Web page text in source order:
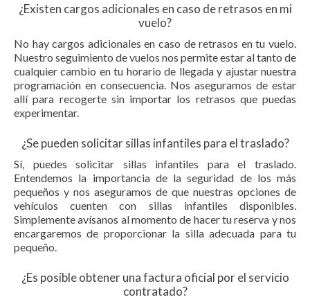
¿Existen cargos adicionales en caso de retrasos en mi
vuelo?
No hay cargos adicionales en caso de retrasos en tu vuelo.
Nuestro seguimiento de vuelos nos permite estar al tanto de
cualquier cambio en tu horario de llegada y ajustar nuestra
programación en consecuencia. Nos aseguramos de estar
allí para recogerte sin importar los retrasos que puedas
experimentar.
¿Se pueden solicitar sillas infantiles para el traslado?
Sí, puedes solicitar sillas infantiles para el traslado.
Entendemos la importancia de la seguridad de los más
pequeños y nos aseguramos de que nuestras opciones de
vehículos cuenten con sillas infantiles disponibles.
Simplemente avísanos al momento de hacer tu reserva y nos
encargaremos de proporcionar la silla adecuada para tu
pequeño.
¿Es posible obtener una factura oficial por el servicio
contratado?